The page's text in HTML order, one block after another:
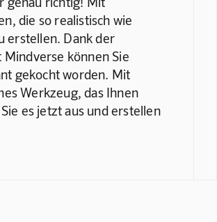
die so realistisch wie
erstellen. Dank der
können Sie
gekocht worden. Mit
Werkzeug, das Ihnen
es jetzt aus und erstellen